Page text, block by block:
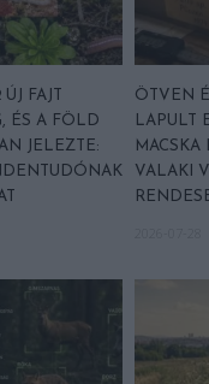
FAJT
ÉS A FÖLD
JELEZTE:
ÖTVEN
LAPULT
MACSKA
VALAKI